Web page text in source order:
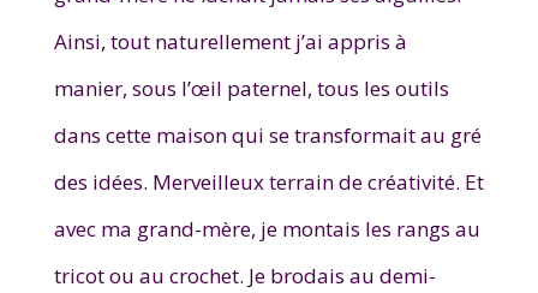
Ainsi, tout naturellement j’ai appris à
manier, sous l’œil paternel, tous les outils
dans cette maison qui se transformait au gré
des idées. Merveilleux terrain de créativité. Et
avec ma grand-mère, je montais les rangs au
tricot ou au crochet. Je brodais au demi-